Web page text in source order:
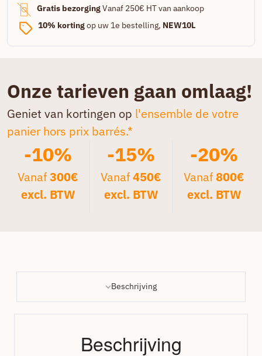
Gratis bezorgingVanaf 250€ HT van aankoop
10% kortingop uw 1e bestelling, NEW10L
Onze tarieven gaan omlaag!
Geniet van kortingen op l'ensemble de votre
panier hors prix barrés.*
-10%
Vanaf300€
excl. BTW
-15%
Vanaf450€
excl. BTW
-20%
Vanaf800€
excl. BTW
Beschrijving
Beschrijving